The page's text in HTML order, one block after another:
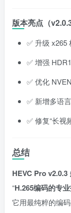
版本亮点（v2.0.3
✅ 升级 x265
✅ 增强
✅ 优化
✅ 新增多语
✅ 修复“长视
总结
HEVC Pro v2.0.3
“H.265编码的专
它用最纯粹的编